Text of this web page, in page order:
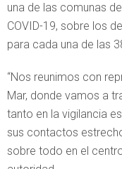
una de las comunas
COVID-19, sobre los
para cada una de las
“Nos reunimos con
Mar, donde vamos a
tanto en la vigilancia
sus contactos
sobre todo en el